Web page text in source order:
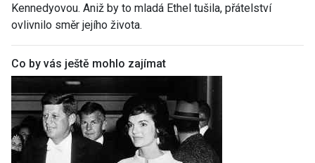
Kennedyovou. Aniž by to mladá Ethel tušila, přátelství
ovlivnilo směr jejího života.
Co by vás ještě mohlo zajímat